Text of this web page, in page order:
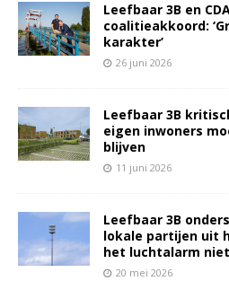
Leefbaar 3B en
coalitieakkoord:
karakter’
26 juni 2026
Leefbaar 3B
eigen inwoners
blijven
11 juni 2026
Leefbaar 3B
lokale partijen uit
het luchtalarm
20 mei 2026